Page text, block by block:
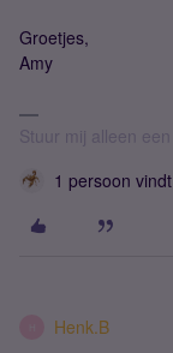
Groetjes,
Amy
Stuur mij alleen
1 persoon
Henk.B